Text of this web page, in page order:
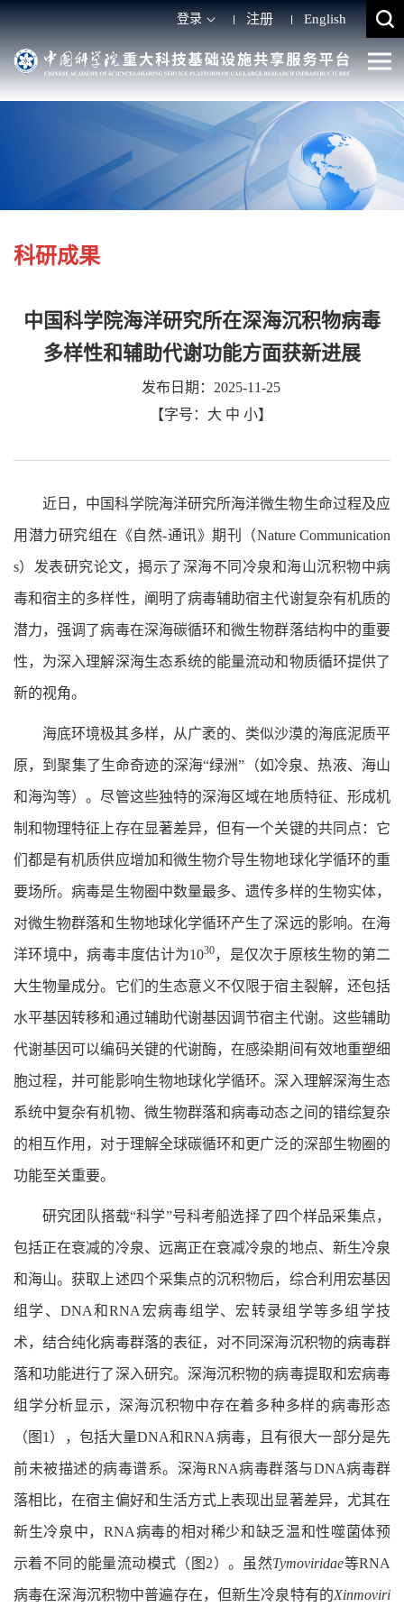
登录 注册 English
科研成果
中国科学院海洋研究所在深海沉积物病毒
多样性和辅助代谢功能方面获新进展
发布日期：2025-11-25
【字号： 大 中 小】
近日，中国科学院海洋研究所海洋微生物生命过程及应
用潜力研究组在《自然-通讯》期刊（Nature Communication
s）发表研究论文，揭示了深海不同冷泉和海山沉积物中病
毒和宿主的多样性，阐明了病毒辅助宿主代谢复杂有机质的
潜力，强调了病毒在深海碳循环和微生物群落结构中的重要
性，为深入理解深海生态系统的能量流动和物质循环提供了
新的视角。
海底环境极其多样，从广袤的、类似沙漠的海底泥质平
原，到聚集了生命奇迹的深海“绿洲”（如冷泉、热液、海山
和海沟等）。尽管这些独特的深海区域在地质特征、形成机
制和物理特征上存在显著差异，但有一个关键的共同点：它
们都是有机质供应增加和微生物介导生物地球化学循环的重
要场所。病毒是生物圈中数量最多、遗传多样的生物实体，
对微生物群落和生物地球化学循环产生了深远的影响。在海
洋环境中，病毒丰度估计为1030，是仅次于原核生物的第二
大生物量成分。它们的生态意义不仅限于宿主裂解，还包括
水平基因转移和通过辅助代谢基因调节宿主代谢。这些辅助
代谢基因可以编码关键的代谢酶，在感染期间有效地重塑细
胞过程，并可能影响生物地球化学循环。深入理解深海生态
系统中复杂有机物、微生物群落和病毒动态之间的错综复杂
的相互作用，对于理解全球碳循环和更广泛的深部生物圈的
功能至关重要。
研究团队搭载“科学”号科考船选择了四个样品采集点，
包括正在衰减的冷泉、远离正在衰减冷泉的地点、新生冷泉
和海山。获取上述四个采集点的沉积物后，综合利用宏基因
组学、DNA和RNA宏病毒组学、宏转录组学等多组学技
术，结合纯化病毒群落的表征，对不同深海沉积物的病毒群
落和功能进行了深入研究。深海沉积物的病毒提取和宏病毒
组学分析显示，深海沉积物中存在着多种多样的病毒形态
（图1），包括大量DNA和RNA病毒，且有很大一部分是先
前未被描述的病毒谱系。深海RNA病毒群落与DNA病毒群
落相比，在宿主偏好和生活方式上表现出显著差异，尤其在
新生冷泉中，RNA病毒的相对稀少和缺乏温和性噬菌体预
示着不同的能量流动模式（图2）。虽然Tymoviridae等RNA
病毒在深海沉积物中普遍存在，但新生冷泉特有的Xinmoviri